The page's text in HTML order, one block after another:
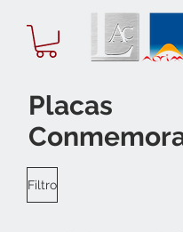
Placas
Filtro